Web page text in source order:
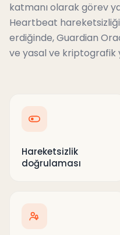
katmanı olarak görev
Heartbeat
erdiğinde, Guardian
ve yasal ve kriptografik
Hareketsizlik
doğrulaması